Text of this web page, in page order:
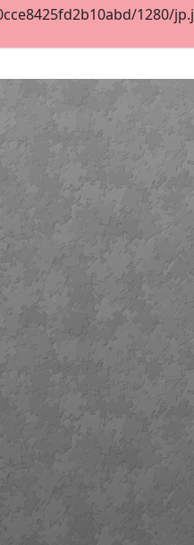
1280/